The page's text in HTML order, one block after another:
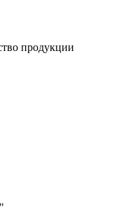
продукции